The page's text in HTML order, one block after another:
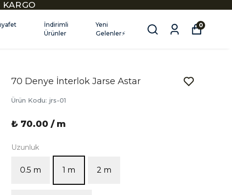
İndirimli
Ürünler
Yeni
Gelenler⚡
0
70 Denye İnterlok Jarse Astar
Ürün Kodu: jrs-01
₺ 70.00 / m
Uzunluk
0.5 m 1 m 2 m